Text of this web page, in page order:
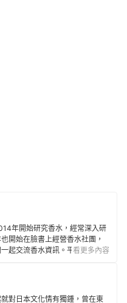
年開始研究香水，經常深入研
開始在臉書上經營香水社團，
起交流香水資訊。平時喜歡閱
乾燥花手作、瑜珈等室內活
香水的心得及感想發布在部落
產品。
看更多內容
對日本文化情有獨鍾，曾在東